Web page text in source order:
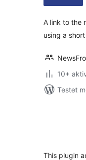
A link to the
using a
10+
Testet
This plugin